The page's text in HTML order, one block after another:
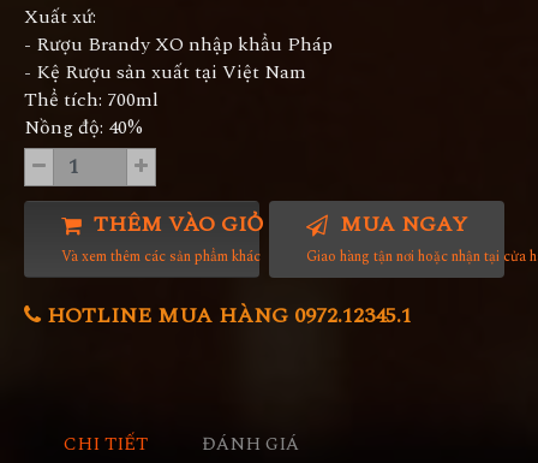
Xuất xứ:
- Rượu Brandy XO nhập khẩu Pháp
- Kệ Rượu sản xuất tại Việt Nam
Thể tích: 700ml
Nồng độ: 40%
THÊM VÀO GIỎ HÀNG
Và xem thêm các sản phẩm khác
MUA NGAY
Giao hàng tận nơi hoặc nhận tại cửa
HOTLINE MUA HÀNG 0972.12345.1
CHI TIẾT ĐÁNH GIÁ